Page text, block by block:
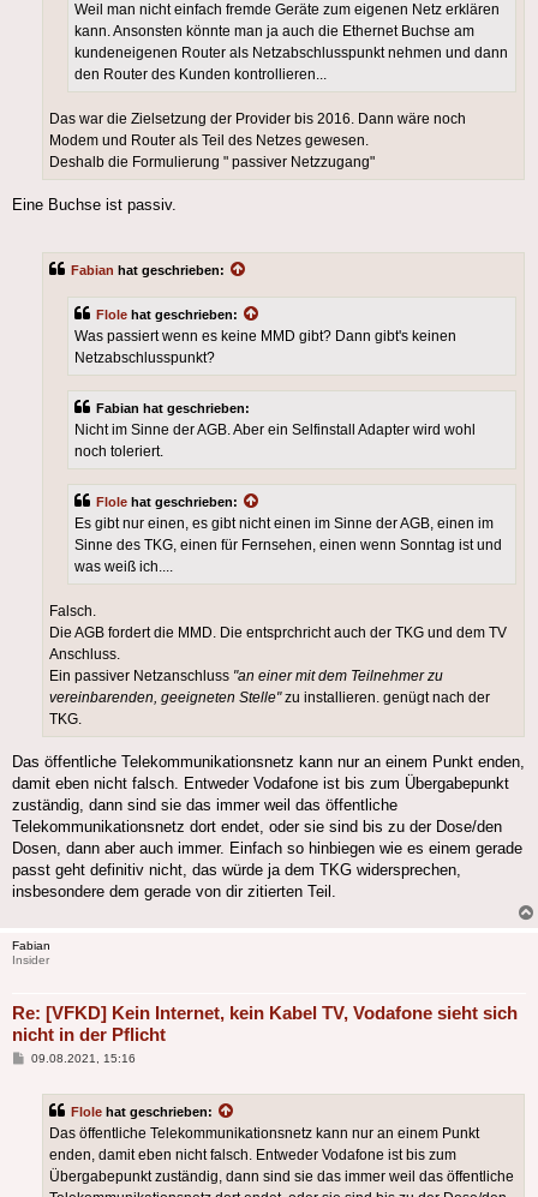
Weil man nicht einfach fremde Geräte zum eigenen Netz erklären
kann. Ansonsten könnte man ja auch die Ethernet Buchse am
kundeneigenen Router als Netzabschlusspunkt nehmen und dann
den Router des Kunden kontrollieren...
Das war die Zielsetzung der Provider bis 2016. Dann wäre noch
Modem und Router als Teil des Netzes gewesen.
Deshalb die Formulierung " passiver Netzzugang"
Eine Buchse ist passiv.
Fabian hat geschrieben:
Flole hat geschrieben:
Was passiert wenn es keine MMD gibt? Dann gibt's keinen
Netzabschlusspunkt?
Fabian hat geschrieben:
Nicht im Sinne der AGB. Aber ein Selfinstall Adapter wird wohl
noch toleriert.
Flole hat geschrieben:
Es gibt nur einen, es gibt nicht einen im Sinne der AGB, einen im
Sinne des TKG, einen für Fernsehen, einen wenn Sonntag ist und
was weiß ich....
Falsch.
Die AGB fordert die MMD. Die entsprchricht auch der TKG und dem TV
Anschluss.
Ein passiver Netzanschluss "an einer mit dem Teilnehmer zu
vereinbarenden, geeigneten Stelle"zu installieren. genügt nach der
TKG.
Das öffentliche Telekommunikationsnetz kann nur an einem Punkt enden,
damit eben nicht falsch. Entweder Vodafone ist bis zum Übergabepunkt
zuständig, dann sind sie das immer weil das öffentliche
Telekommunikationsnetz dort endet, oder sie sind bis zu der Dose/den
Dosen, dann aber auch immer. Einfach so hinbiegen wie es einem gerade
passt geht definitiv nicht, das würde ja dem TKG widersprechen,
insbesondere dem gerade von dir zitierten Teil.
Fabian
Insider
Re: [VFKD] Kein Internet, kein Kabel TV, Vodafone sieht sich
nicht in der Pflicht
Beitrag
09.08.2021, 15:16
Flole hat geschrieben:
Das öffentliche Telekommunikationsnetz kann nur an einem Punkt
enden, damit eben nicht falsch. Entweder Vodafone ist bis zum
Übergabepunkt zuständig, dann sind sie das immer weil das öffentliche